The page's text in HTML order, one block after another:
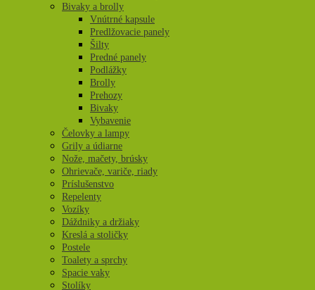
Bivaky a brolly
Vnútrné kapsule
Predlžovacie panely
Šilty
Predné panely
Podlážky
Brolly
Prehozy
Bivaky
Vybavenie
Čelovky a lampy
Grily a údiarne
Nože, mačety, brúsky
Ohrievače, variče, riady
Príslušenstvo
Repelenty
Vozíky
Dáždniky a držiaky
Kreslá a stoličky
Postele
Toalety a sprchy
Spacie vaky
Stolíky